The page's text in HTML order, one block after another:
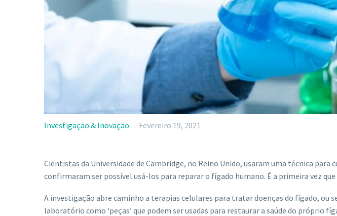
Investigação & Inovação Fevereiro 19, 2021
Cientistas da Universidade de Cambridge, no Reino Unido, usaram uma técnica
confirmaram ser possível usá-los ​​para reparar o fígado humano. É a primeira vez
A investigação abre caminho a terapias celulares para tratar doenças do fígado, ou
laboratório como ‘peças’ que podem ser usadas para restaurar a saúde do próprio